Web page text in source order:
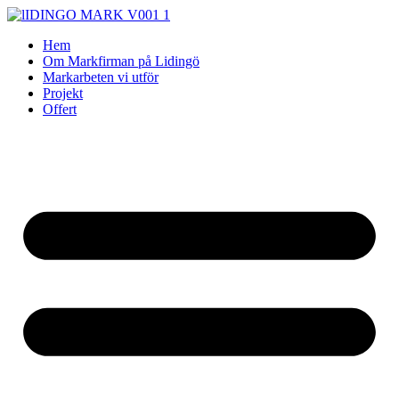
Skip
contentHem
Om Markfirman på Lidingö
Markarbeten vi utför
Projekt
Offert